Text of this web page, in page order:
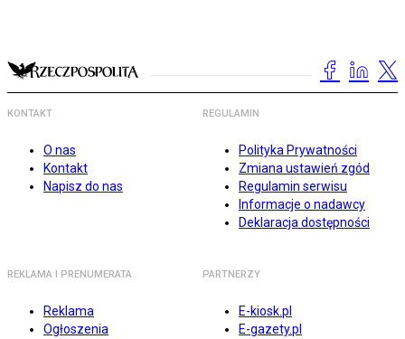
KONTAKT
O nas
Kontakt
Napisz do nas
REGULAMIN
Polityka Prywatności
Zmiana ustawień zgód
Regulamin serwisu
Informacje o nadawcy
Deklaracja dostępności
REKLAMA I PRENUMERATA
Reklama
Ogłoszenia
PARTNERZY
E-kiosk.pl
E-gazety.pl